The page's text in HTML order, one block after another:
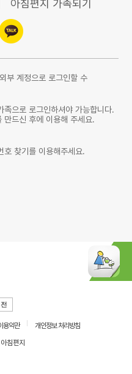
아침편지 가족되기
부 계정으로 로그인할 수
족으로 로그인하셔야 가능합니다.
만드신 후에 이용해 주세요.
호 찾기를 이용해주세요.
용약관
개인정보 처리방침
침편지